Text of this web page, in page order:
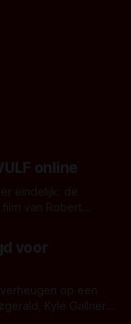
online
eindelijk: de
van Robert
deze keer is (kon
mee?
voor
op een
Kyle Gallner